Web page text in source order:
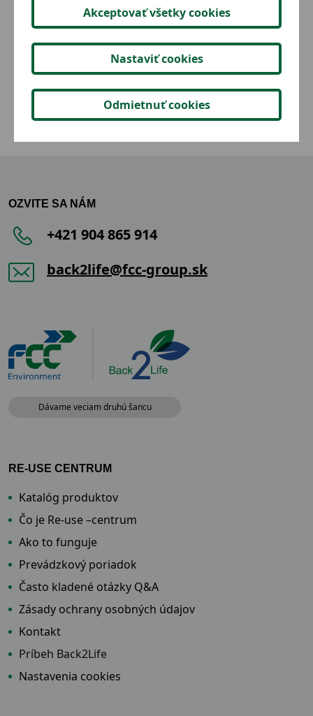
Detský obraz
Detail 2,02 €
OZVITE SA NÁM
+421 904 865 914
back2life@fcc-group.sk
Dávame veciam druhú šancu
RE-USE CENTRUM
Katalóg produktov
Čo je Re-use –centrum
Ako to funguje
Prevádzkový poriadok
Často kladené otázky Q&A
Zásady ochrany osobných údajov
Kontakt
Príbeh Back2Life
Nastavenia cookies
Akceptovať všetky cookies
Nastaviť cookies
Odmietnuť cookies